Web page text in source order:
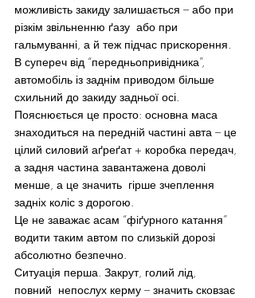
можливість закиду залишається – або при
різкім звільненню ґазу  або при
гальмуванні, а й теж підчас прискорення.
В супереч від “передньопривідника”,
автомобіль із заднім приводом більше
схильний до закиду задньої осі.
Пояснюється це просто: основна маса
знаходиться на передній частині авта – це
цілий силовий аґреґат + коробка передач,
а задня частина завантажена доволі
менше, а це значить  гірше зчеплення
задніх коліс з дорогою.
Це не заважає асам “фіґурного катання”
водити таким автом по слизькій дорозі
абсолютно безпечно.
Ситуація перша. Закрут, голий лід,
повний  непослух керму – значить сковзає